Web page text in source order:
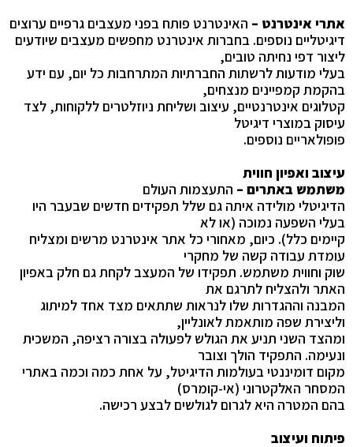
אתרי אינטרנט – האינטרנט פותח בפני מעצבים גרפיים ערוצים
דיגיטליים נוספים. בחברות אינטרנט מחפשים מעצבים שיודעים
ליצור דפי נחיתה טובים,
בעלי מודעות לרשתות החברתיות המתרחבות כל יום, עם ידע
בהקמת קמפיינים מנצחים,
קטלוגים אינטרנטיים, עיצוב ושליחת ניוזלטרים ללקוחות, לצד
עיסוק במוצרי דיגיטל
פופולאריים נוספים.
עיצוב ואפיון חווית
משתמש באתרים – התעצמות העולם
הדיגיטלי מולידה איתה גם שלל תפקידים חדשים שבעבר היו
בעלי השפעה נמוכה (או לא
קיימים כלל). כיום, מאחורי כל אתר אינטרנט מרשים ומצליח
עומדת עבודה קשה של מחקרי
שוק וחווית משתמש. תפקידו של המעצב לקחת גם חלק באפיון
האתר ולהצליח לתרגם את
המבנה וההגדרות שלו לנראות שתתאים מצד אחד למיתוג
וליצירת שפה מותאמת לאונליין,
ומהצד השני תניע את הגולש לפעולה בצורה רציפה, המשכית
ונעימה. התפקיד הולך וצובר
מקום דומיננטי בעולמות הדיגיטל, על אחת כמה וכמה באתרי
המסחר האלקטרוני (אי-קומרס)
בהם המטרה היא לגרום לגולשים לבצע רכישה.
פיתוח ועיצוב